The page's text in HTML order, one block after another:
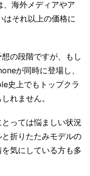
、海外メディアやア
それ以上の価格に
の段階ですが、もし
が同時に登場し、
史上でもトップクラ
れません。
っては悩ましい状況
折りたたみモデルの
気にしている方も多